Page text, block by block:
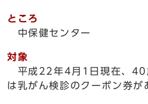
ところ
中保健センター
対象
平成22年4月1日現在、40
は乳がん検診のクーポン券が